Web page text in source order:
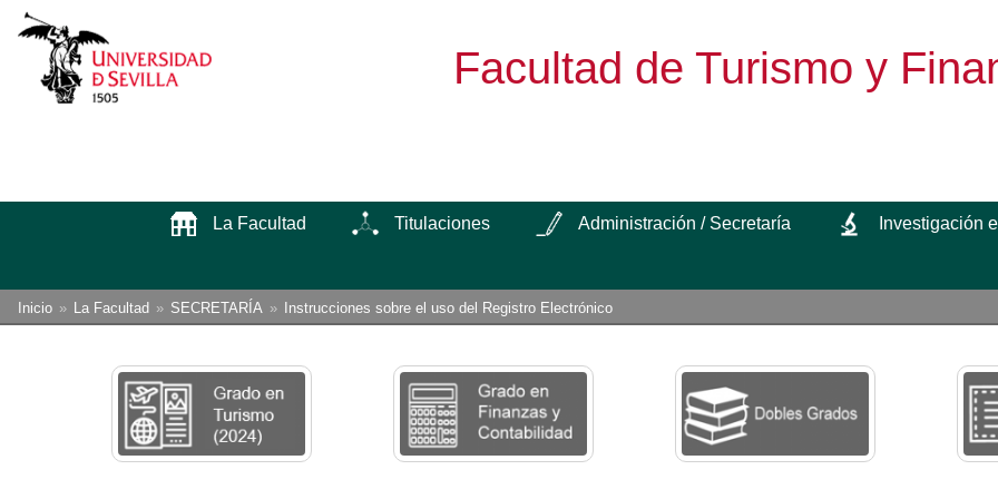
Facultad de Turismo y
La Facultad Titulaciones Administración / Secretaría Investigación
Enlaces
Está
Inicio La Facultad SECRETARÍA Instrucciones sobre el uso del Registro Electrónico